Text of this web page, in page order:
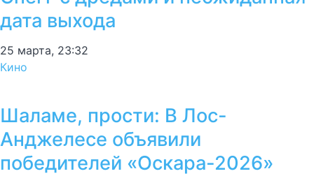
дата выхода
25 марта, 23:32
Кино
Шаламе, прости: В Лос-
Анджелесе объявили
победителей «Оскара-2026»